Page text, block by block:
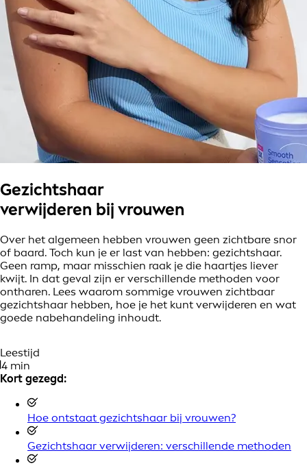
Gezichtshaar
verwijderen bij vrouwen
Over het algemeen hebben vrouwen geen zichtbare snor
of baard. Toch kun je er last van hebben: gezichtshaar.
Geen ramp, maar misschien raak je die haartjes liever
kwijt. In dat geval zijn er verschillende methoden voor
ontharen. Lees waarom sommige vrouwen zichtbaar
gezichtshaar hebben, hoe je het kunt verwijderen en wat
goede nabehandeling inhoudt.
Leestijd
4 min
Kort gezegd:
Hoe ontstaat gezichtshaar bij vrouwen?
Gezichtshaar verwijderen: verschillende methoden